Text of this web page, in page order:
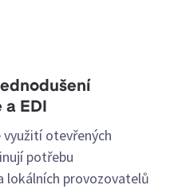
EDI
otevřených
potřebu
lokálních provozovatelů